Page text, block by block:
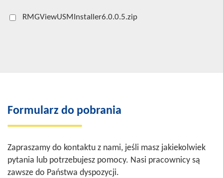
RMGViewUSMInstaller6.0.0.5.zip
Formularz do pobrania
Zapraszamy do kontaktu z nami, jeśli masz jakiekolwiek
pytania lub potrzebujesz pomocy. Nasi pracownicy są
zawsze do Państwa dyspozycji.